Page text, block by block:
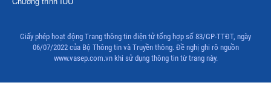
Giấy phép hoạt động Trang thông tin điện tử tổng hợp số 83/GP-TTĐT, ngày
06/07/2022 của Bộ Thông tin và Truyền thông. Đề nghị ghi rõ nguồn
www.vasep.com.vn khi sử dụng thông tin từ trang này.